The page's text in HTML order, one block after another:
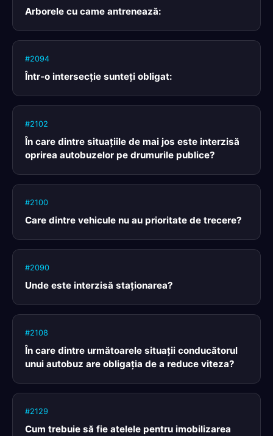
Arborele cu came antrenează:
#2094
Într-o intersecţie sunteţi obligat:
#2102
În care dintre situaţiile de mai jos este interzisă
oprirea autobuzelor pe drumurile publice?
#2100
Care dintre vehicule nu au prioritate de trecere?
#2090
Unde este interzisă staţionarea?
#2108
În care dintre următoarele situaţii conducătorul
unui autobuz are obligaţia de a reduce viteza?
#2129
Cum trebuie să fie atelele pentru imobilizarea